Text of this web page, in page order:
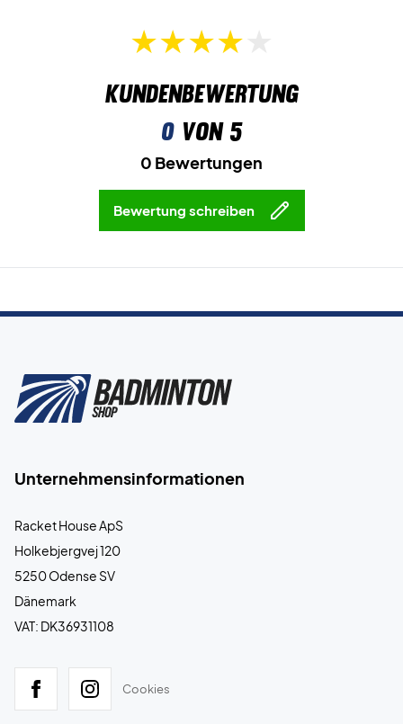
Kundenbewertung
0von 5
0 Bewertungen
Bewertung schreiben
Unternehmensinformationen
Racket House ApS
Holkebjergvej 120
5250 Odense SV
Dänemark
VAT: DK36931108
Cookies